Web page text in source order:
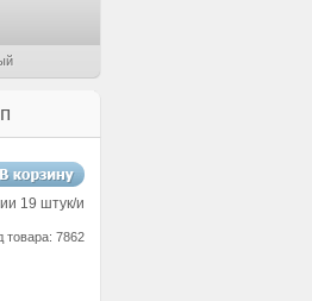
19 штук/и
товара: 7862